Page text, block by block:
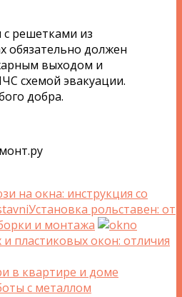
решетками из
обязательно должен
выходом и
схемой эвакуации.
добра.
на окна: инструкция со
Установка рольставен: от
и монтажа
пластиковых окон: отличия
в квартире и доме
с металлом